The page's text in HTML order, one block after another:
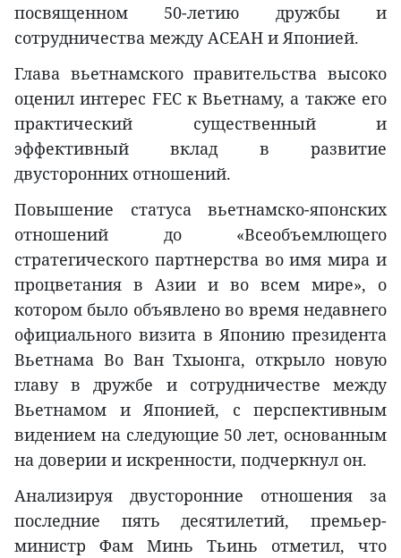
посвященном 50-летию дружбы и
сотрудничества между АСЕАН и Японией.
Глава вьетнамского правительства высоко
оценил интерес FEC к Вьетнаму, а также его
практический существенный и
эффективный вклад в развитие
двусторонних отношений.
Повышение статуса вьетнамско-японских
отношений до «Всеобъемлющего
стратегического партнерства во имя мира и
процветания в Азии и во всем мире», о
котором было объявлено во время недавнего
официального визита в Японию президента
Вьетнама Во Ван Тхыонга, открыло новую
главу в дружбе и сотрудничестве между
Вьетнамом и Японией, с перспективным
видением на следующие 50 лет, основанным
на доверии и искренности, подчеркнул он.
Анализируя двусторонние отношения за
последние пять десятилетий, премьер-
министр Фам Минь Тьинь отметил, что